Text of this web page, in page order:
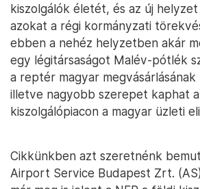
kiszolgálók életét, és az új
azokat a régi kormányzati
ebben a nehéz helyzetben akár
egy légitársaságot Malév-pótlék
a reptér magyar
illetve nagyobb szerepet kaphat
kiszolgálópiacon a magyar üzleti
Cikkünkben azt szeretnénk
Airport Service Budapest Zrt.